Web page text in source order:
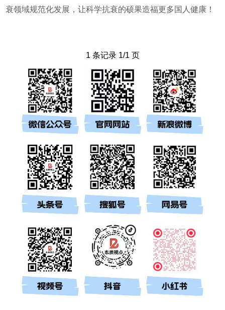
衰领域规范化发展，让科学抗衰的硕果造福更多国人健康！
1 条记录 1/1 页